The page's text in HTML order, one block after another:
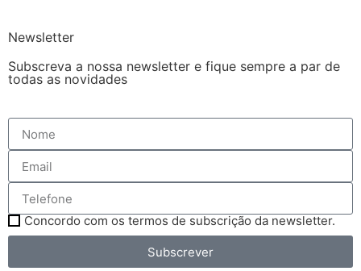
Newsletter
Subscreva a nossa newsletter e fique sempre a par de
todas as novidades
Concordo com os termos de subscrição da newsletter.
Subscrever